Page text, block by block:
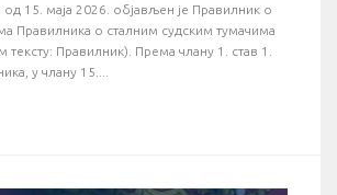
15. маја 2026. објављен је Правилник о
Правилника о сталним судским тумачима
тексту: Правилник). Према члану 1. став 1.
у члану 15....